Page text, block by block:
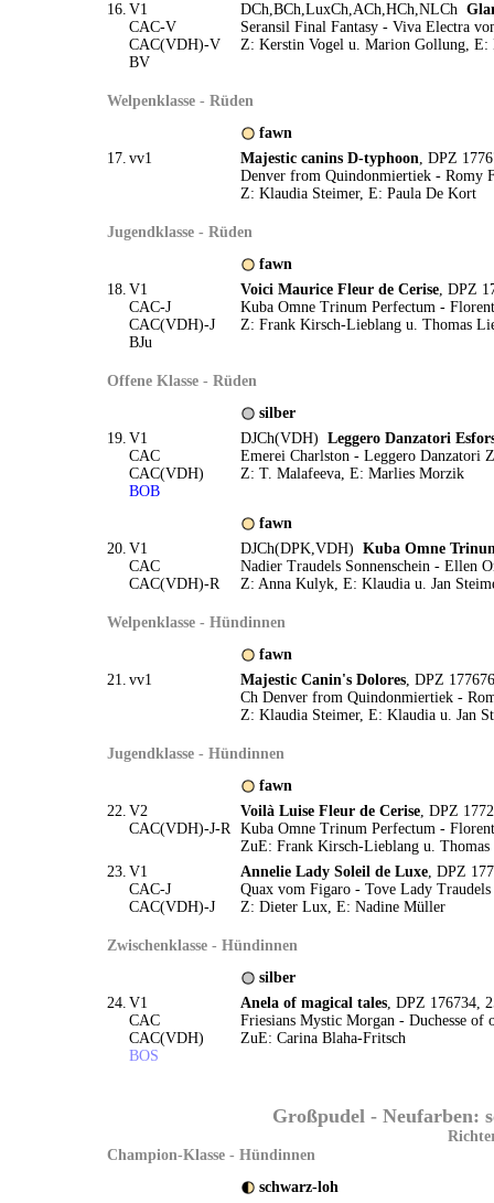
16. V1
CAC-V
CAC(VDH)-V
BV
DCh,BCh,LuxCh,ACh,HCh,NLCh
Seransil Final Fantasy - Viva Electra
Z: Kerstin Vogel u. Marion Gollung, E:
Welpenklasse - Rüden
fawn
17. vv1 Majestic canins D-typhoon, DPZ
Denver from Quindonmiertiek - Romy
Z: Klaudia Steimer, E: Paula De Kort
Jugendklasse - Rüden
fawn
18. V1
CAC-J
CAC(VDH)-J
BJu
Voici Maurice Fleur de Cerise, DPZ
Kuba Omne Trinum Perfectum -
Z: Frank Kirsch-Lieblang u. Thomas
Offene Klasse - Rüden
silber
19. V1
CAC
CAC(VDH)
BOB
DJCh(VDH) Leggero Danzatori
Emerei Charlston - Leggero Danzatori
Z: T. Malafeeva, E: Marlies Morzik
fawn
20. V1
CAC
CAC(VDH)-R
DJCh(DPK,VDH) Kuba Omne
Nadier Traudels Sonnenschein - Ellen
Z: Anna Kulyk, E: Klaudia u. Jan
Welpenklasse - Hündinnen
fawn
21. vv1 Majestic Canin's Dolores, DPZ
Ch Denver from Quindonmiertiek -
Z: Klaudia Steimer, E: Klaudia u. Jan
Jugendklasse - Hündinnen
fawn
22. V2
CAC(VDH)-J-R
Voilà Luise Fleur de Cerise, DPZ
Kuba Omne Trinum Perfectum -
ZuE: Frank Kirsch-Lieblang u. Thomas
23. V1
CAC-J
CAC(VDH)-J
Annelie Lady Soleil de Luxe, DPZ
Quax vom Figaro - Tove Lady Traudels
Z: Dieter Lux, E: Nadine Müller
Zwischenklasse - Hündinnen
silber
24. V1
CAC
CAC(VDH)
BOS
Anela of magical tales, DPZ 176734,
Friesians Mystic Morgan - Duchesse of
ZuE: Carina Blaha-Fritsch
Großpudel - Neufarben:
Champion-Klasse - Hündinnen
schwarz-loh